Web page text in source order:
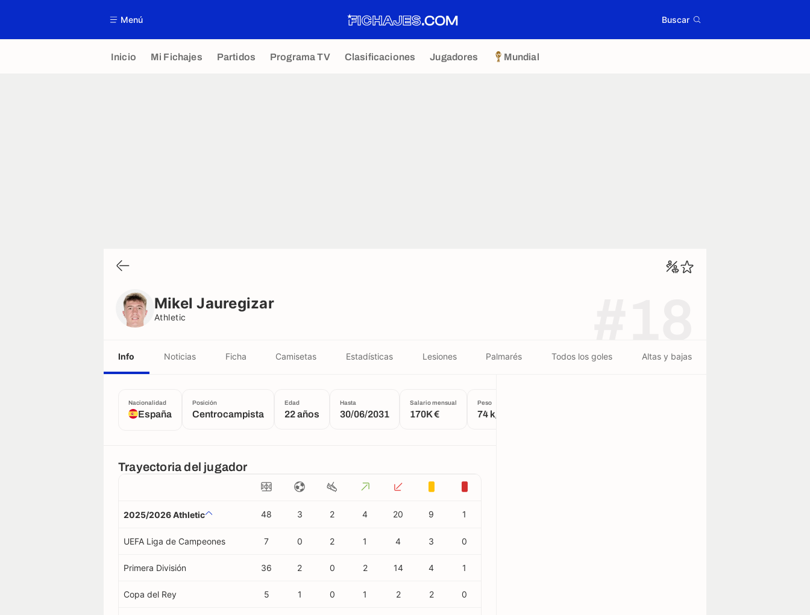
Menú Buscar
Inicio Mi Fichajes Partidos Programa TV Clasificaciones Jugadores Mundial
Mikel Jauregizar
Athletic
Info Noticias Ficha Camisetas Estadísticas Lesiones Palmarés Todos los goles Altas y bajas
Nacionalidad
España
Posición
Centrocampista
Edad
22 años
Hasta
30/06/2031
Salario mensual
170K €
Peso
74 kg
Trayectoria del jugador
2025/2026 Athletic 48 3 2 4 20 9 1
UEFA Liga de Campeones 7 0 2 1 4 3 0
Primera División 36 2 0 2 14 4 1
Copa del Rey 5 1 0 1 2 2 0